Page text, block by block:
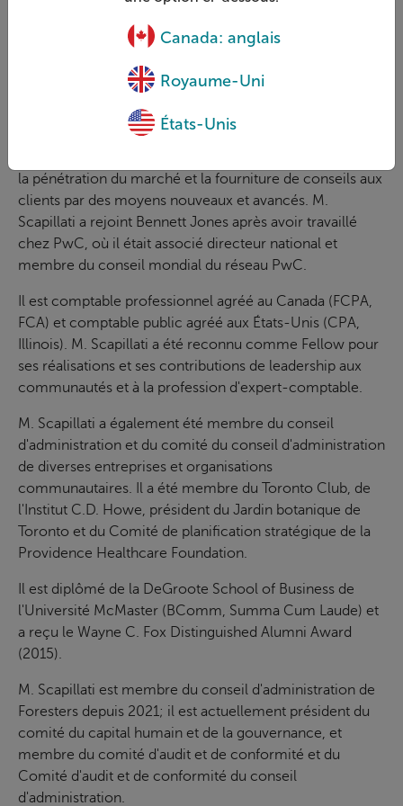
Canada: anglais
Royaume-Uni
États-Unis
de certaines des plus grandes entreprises canadiennes et
financier et de conseil.
M. Scapillati est actuellement responsable de la stratégie
du cabinet d'avocats national canadien Bennett Jones. Il
la pénétration du marché et la fourniture de conseils aux
clients par des moyens nouveaux et avancés. M.
Scapillati a rejoint Bennett Jones après avoir travaillé
chez PwC, où il était associé directeur national et
membre du conseil mondial du réseau PwC.
Il est comptable professionnel agréé au Canada (FCPA,
FCA) et comptable public agréé aux États-Unis (CPA,
Illinois). M. Scapillati a été reconnu comme Fellow pour
ses réalisations et ses contributions de leadership aux
communautés et à la profession d'expert-comptable.
M. Scapillati a également été membre du conseil
d'administration et du comité du conseil d'administration
de diverses entreprises et organisations
communautaires. Il a été membre du Toronto Club, de
l'Institut C.D. Howe, président du Jardin botanique de
Toronto et du Comité de planification stratégique de la
Providence Healthcare Foundation.
Il est diplômé de la DeGroote School of Business de
l'Université McMaster (BComm, Summa Cum Laude) et
a reçu le Wayne C. Fox Distinguished Alumni Award
(2015).
M. Scapillati est membre du conseil d'administration de
Foresters depuis 2021; il est actuellement président du
comité du capital humain et de la gouvernance, et
membre du comité d'audit et de conformité et du
Comité d'audit et de conformité du conseil
d'administration.